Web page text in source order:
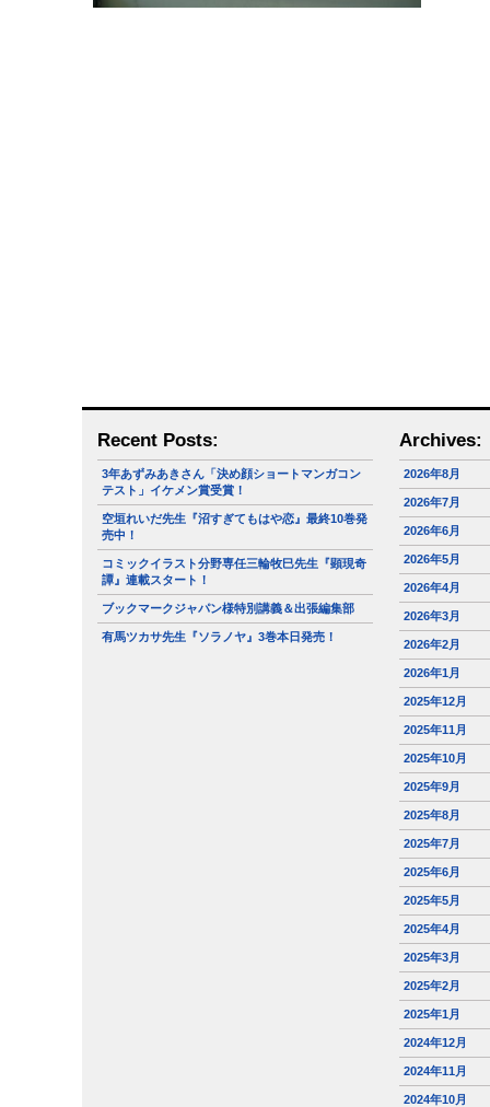
Recent Posts:
3年あずみあきさん「決め顔ショートマンガコン
テスト」イケメン賞受賞！
空垣れいだ先生『沼すぎてもはや恋』最終10巻発
売中！
コミックイラスト分野専任三輪牧巳先生『顕現奇
譚』連載スタート！
ブックマークジャパン様特別講義＆出張編集部
有馬ツカサ先生『ソラノヤ』3巻本日発売！
Archives:
2026年8月
2026年7月
2026年6月
2026年5月
2026年4月
2026年3月
2026年2月
2026年1月
2025年12月
2025年11月
2025年10月
2025年9月
2025年8月
2025年7月
2025年6月
2025年5月
2025年4月
2025年3月
2025年2月
2025年1月
2024年12月
2024年11月
2024年10月